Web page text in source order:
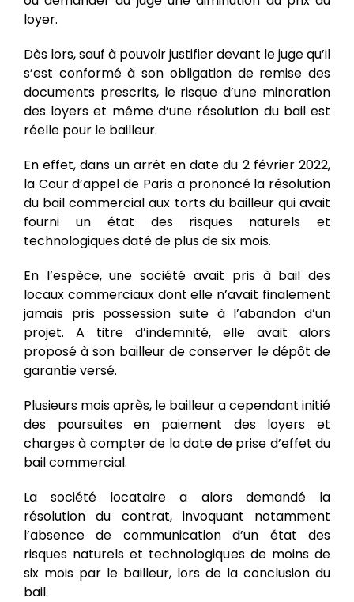
loyer.
Dès lors, sauf à pouvoir justifier devant le juge qu’il
s’est conformé à son obligation de remise des
documents prescrits, le risque d’une minoration
des loyers et même d’une résolution du bail est
réelle pour le bailleur.
En effet, dans un arrêt en date du 2 février 2022,
la Cour d’appel de Paris a prononcé la résolution
du bail commercial aux torts du bailleur qui avait
fourni un état des risques naturels et
technologiques daté de plus de six mois.
En l’espèce, une société avait pris à bail des
locaux commerciaux dont elle n’avait finalement
jamais pris possession suite à l’abandon d’un
projet. A titre d’indemnité, elle avait alors
proposé à son bailleur de conserver le dépôt de
garantie versé.
Plusieurs mois après, le bailleur a cependant initié
des poursuites en paiement des loyers et
charges à compter de la date de prise d’effet du
bail commercial.
La société locataire a alors demandé la
résolution du contrat, invoquant notamment
l’absence de communication d’un état des
risques naturels et technologiques de moins de
six mois par le bailleur, lors de la conclusion du
bail.